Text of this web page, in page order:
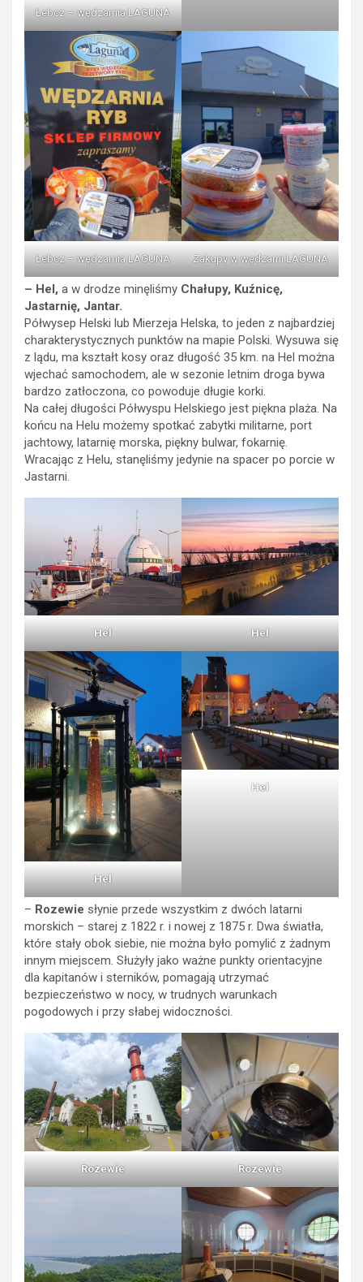
Łebcz – wędzarnia LAGUNA
Łebcz – wędzarnia LAGUNA Zakupy w wędzarni LAGUNA
– Hel, a w drodze minęliśmy Chałupy, Kuźnicę,
Jastarnię, Jantar.
Półwysep Helski lub Mierzeja Helska, to jeden z najbardziej
charakterystycznych punktów na mapie Polski. Wysuwa się
z lądu, ma kształt kosy oraz długość 35 km. na Hel można
wjechać samochodem, ale w sezonie letnim droga bywa
bardzo zatłoczona, co powoduje długie korki.
Na całej długości Półwyspu Helskiego jest piękna plaża. Na
końcu na Helu możemy spotkać zabytki militarne, port
jachtowy, latarnię morska, piękny bulwar, fokarnię.
Wracając z Helu, stanęliśmy jedynie na spacer po porcie w
Jastarni.
Hel Hel
Hel
Hel
– Rozewie słynie przede wszystkim z dwóch latarni
morskich – starej z 1822 r. i nowej z 1875 r. Dwa światła,
które stały obok siebie, nie można było pomylić z żadnym
innym miejscem. Służyły jako ważne punkty orientacyjne
dla kapitanów i sterników, pomagają utrzymać
bezpieczeństwo w nocy, w trudnych warunkach
pogodowych i przy słabej widoczności.
Rozewie Rozewie